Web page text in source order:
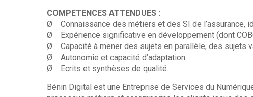
COMPETENCES ATTENDUES :
Ø Connaissance des métiers et des SI de l’assurance,
Ø Expérience significative en développement (dont
Ø Capacité à mener des sujets en parallèle, des sujets
Ø Autonomie et capacité d’adaptation.
Ø Ecrits et synthèses de qualité.
Bénin Digital est une Entreprise de Services du